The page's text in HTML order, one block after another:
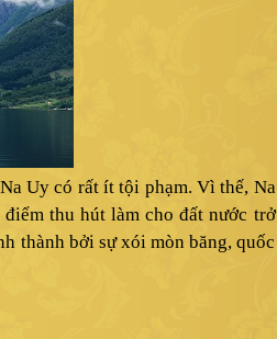
Uy có rất ít tội phạm. Vì thế, Na
điểm thu hút làm cho đất nước trở
thành bởi sự xói mòn băng, quốc